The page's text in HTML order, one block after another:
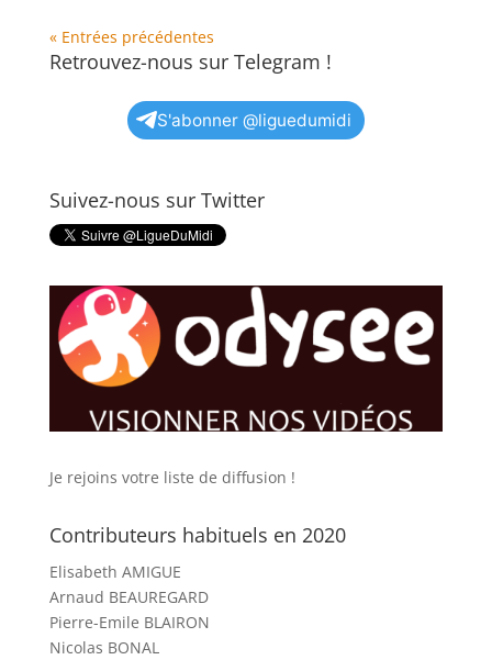
« Entrées précédentes
Retrouvez-nous sur Telegram !
S'abonner @liguedumidi
Suivez-nous sur Twitter
Je rejoins votre liste de diffusion !
Contributeurs habituels en 2020
Elisabeth AMIGUE
Arnaud BEAUREGARD
Pierre-Emile BLAIRON
Nicolas BONAL